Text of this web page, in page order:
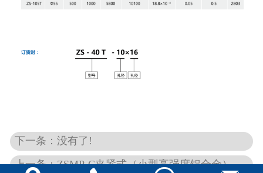
下一条：没有了!
上一条：ZSMP-C夹紧式（小型高强度铝合金）